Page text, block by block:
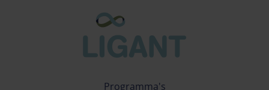
Programma's